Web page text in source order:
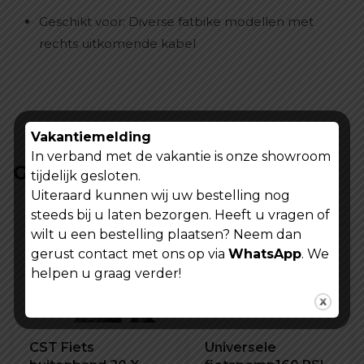
Geschikt voor: Diverse fatbike modellen met
rechts uitkomende kabel
Gerelateerde producten
CST Fiets
Universele
Vakantiemelding
In verband met de vakantie is onze showroom
tijdelijk gesloten.
Uiteraard kunnen wij uw bestelling nog
steeds bij u laten bezorgen. Heeft u vragen of
wilt u een bestelling plaatsen? Neem dan
gerust contact met ons op via WhatsApp. We
helpen u graag verder!